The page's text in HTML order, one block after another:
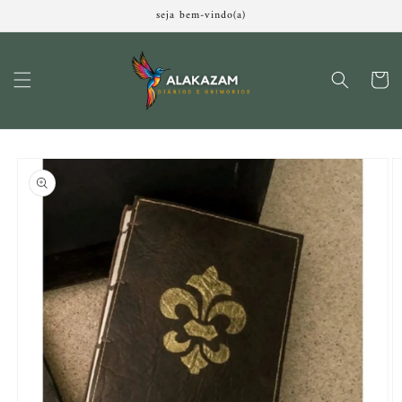
conteúdo
seja bem-vindo(a)
informações
do produto